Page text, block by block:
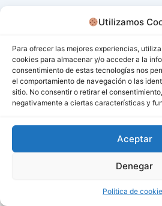
Utilizamos
Para ofrecer las mejores experiencias,
cookies para almacenar y/o acceder a la
consentimiento de estas tecnologías nos
el comportamiento de navegación o las
sitio. No consentir o retirar el
negativamente a ciertas características y
Aceptar
Denegar
Política de
Todos los derechos © 2026 San